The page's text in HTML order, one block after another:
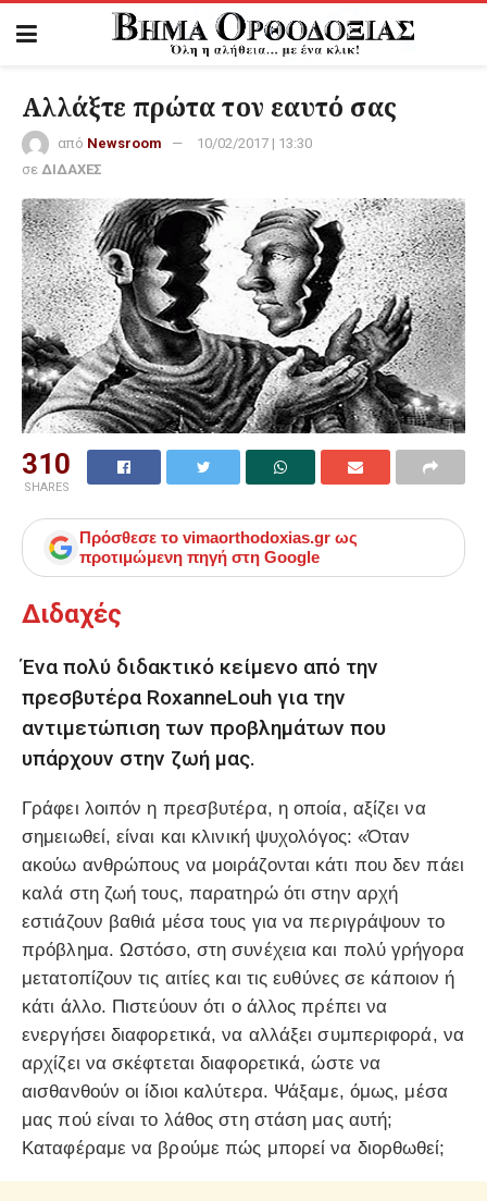
Αλλάξτε πρώτα τον εαυτό σας
από Newsroom
10/02/2017 | 13:30
σε ΔΙΔΑΧΕΣ
310
SHARES
Πρόσθεσε το vimaorthodoxias.gr ως
προτιμώμενη πηγή στη Google
Διδαχές
Ένα πολύ διδακτικό κείμενο από την
πρεσβυτέρα RoxanneLouh για την
αντιμετώπιση των προβλημάτων που
υπάρχουν στην ζωή μας.
Γράφει λοιπόν η πρεσβυτέρα, η οποία, αξίζει να
σημειωθεί, είναι και κλινική ψυχολόγος: «Όταν
ακούω ανθρώπους να μοιράζονται κάτι που δεν πάει
καλά στη ζωή τους, παρατηρώ ότι στην αρχή
εστιάζουν βαθιά μέσα τους για να περιγράψουν το
πρόβλημα. Ωστόσο, στη συνέχεια και πολύ γρήγορα
μετατοπίζουν τις αιτίες και τις ευθύνες σε κάποιον ή
κάτι άλλο. Πιστεύουν ότι ο άλλος πρέπει να
ενεργήσει διαφορετικά, να αλλάξει συμπεριφορά, να
αρχίζει να σκέφτεται διαφορετικά, ώστε να
αισθανθούν οι ίδιοι καλύτερα. Ψάξαμε, όμως, μέσα
μας πού είναι το λάθος στη στάση μας αυτή;
Καταφέραμε να βρούμε πώς μπορεί να διορθωθεί;